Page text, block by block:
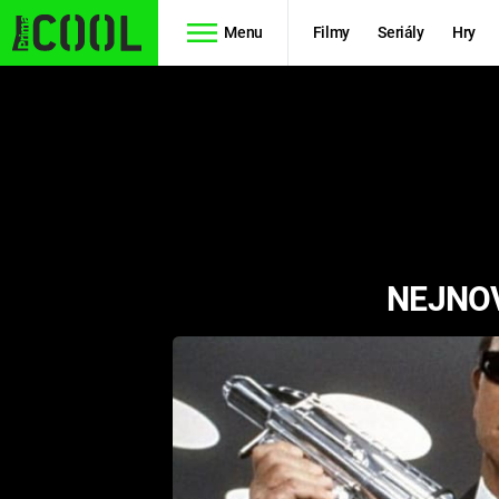
Menu Filmy Seriály Hry
FUTURAMA
RYCHLE A
ZBĚSILE 10
PREDÁTOR